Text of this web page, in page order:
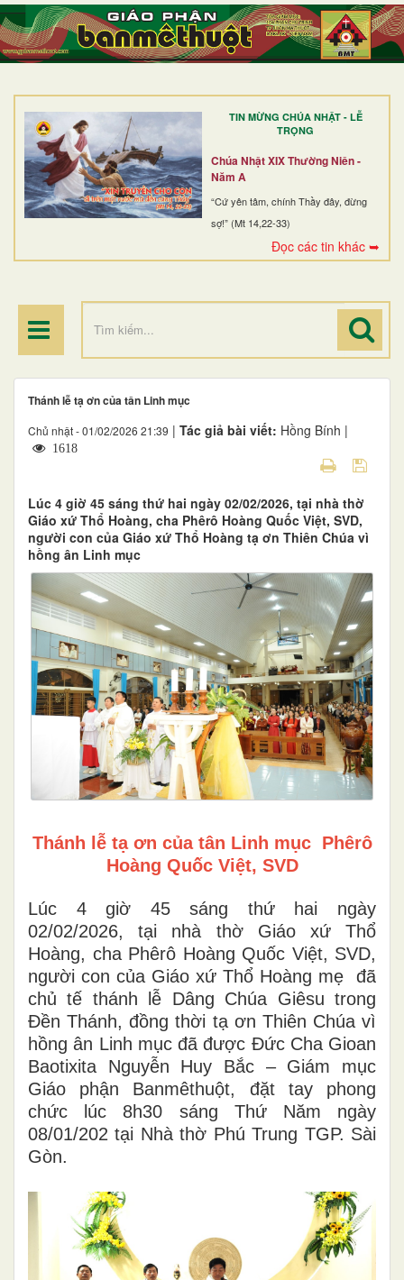
TIN MỪNG CHÚA NHẬT - LỄ
TRỌNG
Chúa Nhật XIX Thường Niên -
Năm A
“Cứ yên tâm, chính Thầy đây, đừng
sợ!” (Mt 14,22-33)
Đọc các tin khác ➥
TRANG NHẤT
GIỚI THIỆU
DÒNG TU
BAN MỤC VỤ
ĐOÀN THỂ CG
ĐIỂM HÀNH HƯƠNG
Thánh lễ tạ ơn của tân Linh mục
Chủ nhật - 01/02/2026 21:39 | Tác giả bài viết: Hồng Bính |
1618
Lúc 4 giờ 45 sáng thứ hai ngày 02/02/2026, tại nhà thờ
Giáo xứ Thổ Hoàng, cha Phêrô Hoàng Quốc Việt, SVD,
người con của Giáo xứ Thổ Hoàng tạ ơn Thiên Chúa vì
hồng ân Linh mục
Thánh lễ tạ ơn của tân Linh mục Phêrô
Hoàng Quốc Việt, SVD
Lúc 4 giờ 45 sáng thứ hai ngày
02/02/2026, tại nhà thờ Giáo xứ Thổ
Hoàng, cha Phêrô Hoàng Quốc Việt, SVD,
người con của Giáo xứ Thổ Hoàng mẹ đã
chủ tế thánh lễ Dâng Chúa Giêsu trong
Đền Thánh, đồng thời tạ ơn Thiên Chúa vì
hồng ân Linh mục đã được Đức Cha Gioan
Baotixita Nguyễn Huy Bắc – Giám mục
Giáo phận Banmêthuột, đặt tay phong
chức lúc 8h30 sáng Thứ Năm ngày
08/01/202 tại Nhà thờ Phú Trung TGP. Sài
Gòn.